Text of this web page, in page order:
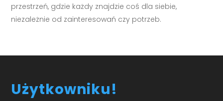
przestrzeń, gdzie każdy znajdzie coś dla siebie,
niezależnie od zainteresowań czy potrzeb.
Użytkowniku!